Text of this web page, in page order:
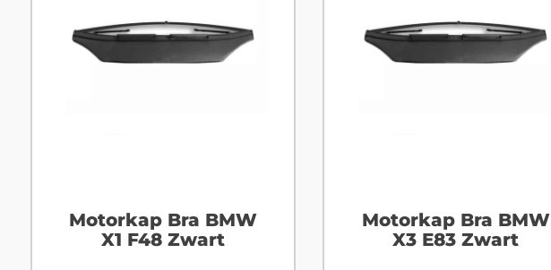
Motorkap Bra BMW
X1 F48 Zwart
Motorkap Bra BMW
X3 E83 Zwart